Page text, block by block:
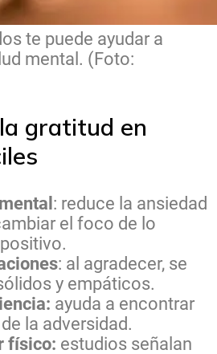
te puede ayudar a
mental. (Foto:
gratitud en
: reduce la ansiedad
el foco de lo
: al agradecer, se
y empáticos.
ayuda a encontrar
la adversidad.
físico: estudios señalan